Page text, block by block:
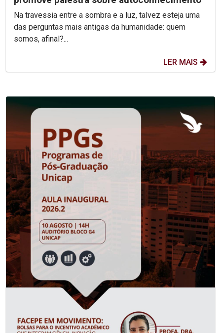
Na travessia entre a sombra e a luz, talvez esteja uma
das perguntas mais antigas da humanidade: quem
somos, afinal?...
LER MAIS